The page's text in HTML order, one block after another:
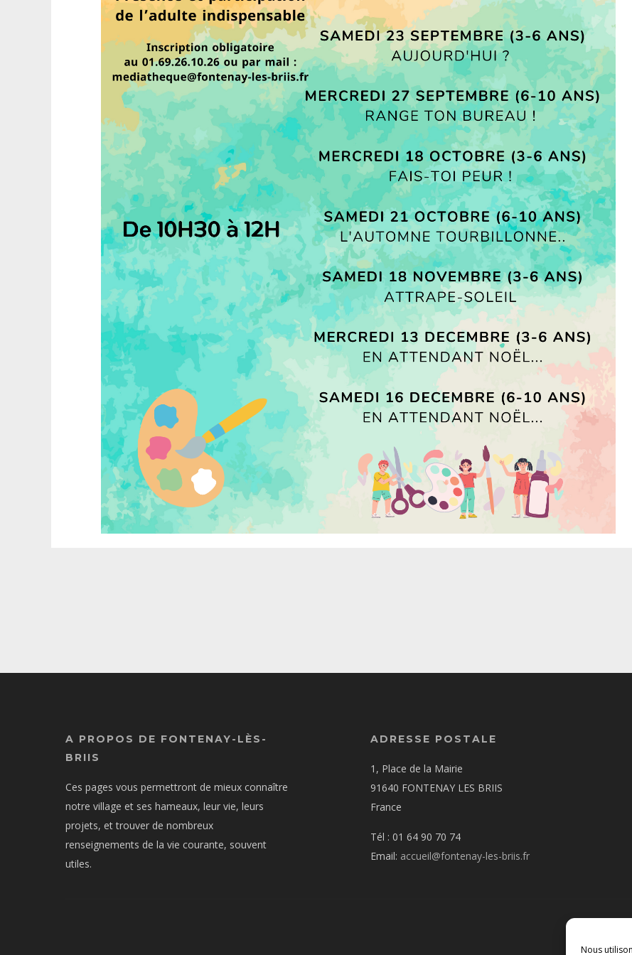
Nous
A PROPOS DE FONTENAY-LÈS-
BRIIS
Ces pages vous permettront de mieux connaître
notre village et ses hameaux, leur vie, leurs
projets, et trouver de nombreux
renseignements de la vie courante, souvent
utiles.
ADRESSE POSTALE
1, Place de la Mairie
91640 FONTENAY LES BRIIS
France
Tél : 01 64 90 70 74
Email: accueil@fontenay-les-briis.fr